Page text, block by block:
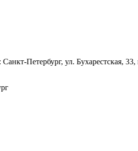
Петербург, ул. Бухарестская,